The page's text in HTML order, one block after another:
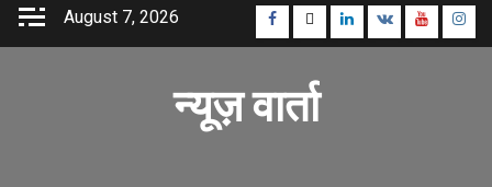
Skip
August 7, 2026 Facebook
TwitterLinkedin
VK Youtube
न्यूज़ वार्ता